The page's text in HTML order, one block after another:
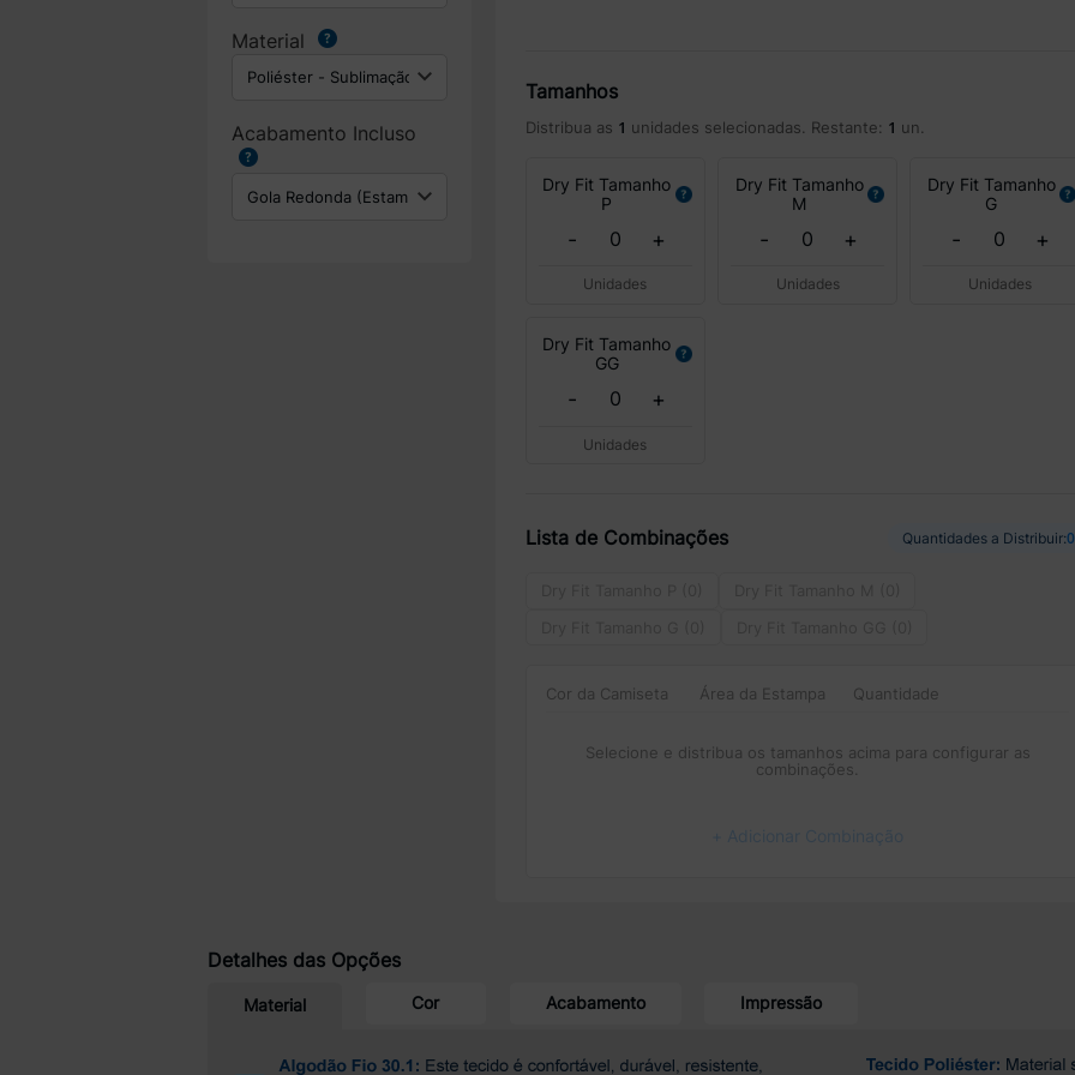
Material
Acabamento Incluso
Tamanhos
Distribua as 1 unidades selecionadas. Restante: 1 un.
Dry Fit Tamanho
P
- +
Unidades
Dry Fit Tamanho
M
- +
Unidades
Dry Fit Tamanho
G
- +
Unidades
Dry Fit Tamanho
GG
- +
Unidades
Lista de Combinações Quantidades a Distribuir:0
Cor da Camiseta Área da Estampa Quantidade
Selecione e distribua os tamanhos acima para configurar as
combinações.
+ Adicionar Combinação
Detalhes das Opções
Material Cor Acabamento Impressão